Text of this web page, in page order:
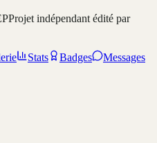
Projet indépendant édité par
Stats Badges
Messages